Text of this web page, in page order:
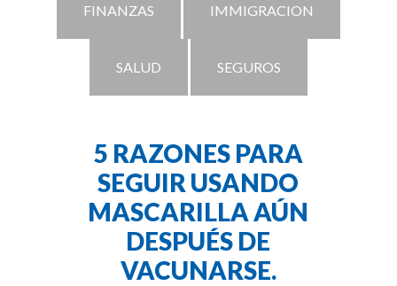
FINANZAS IMMIGRACION
SALUD SEGUROS
5 RAZONES PARA
SEGUIR USANDO
MASCARILLA AÚN
DESPUÉS DE
VACUNARSE.